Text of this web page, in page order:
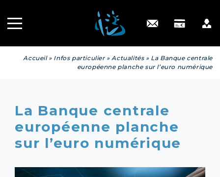
Engagé RSE
Contact
Accueil» Infos particulier»Actualités» La Banque centrale
européenne planche sur l’euro numérique
La Banque centrale
européenne planche
sur l’euro numérique